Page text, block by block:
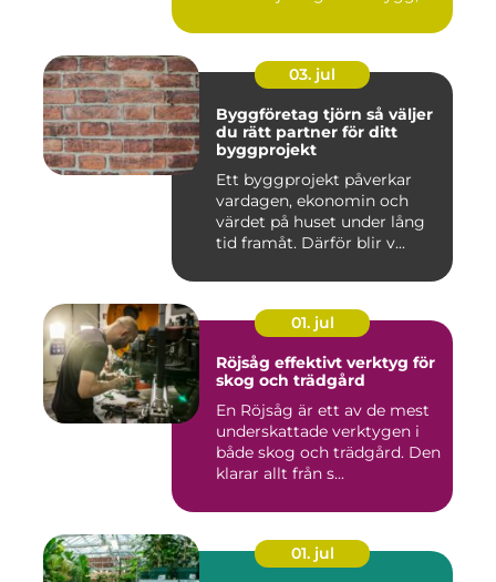
03. jul
Byggföretag tjörn så väljer
du rätt partner för ditt
byggprojekt
Ett byggprojekt påverkar
vardagen, ekonomin och
värdet på huset under lång
tid framåt. Därför blir v...
01. jul
Röjsåg effektivt verktyg för
skog och trädgård
En Röjsåg är ett av de mest
underskattade verktygen i
både skog och trädgård. Den
klarar allt från s...
01. jul